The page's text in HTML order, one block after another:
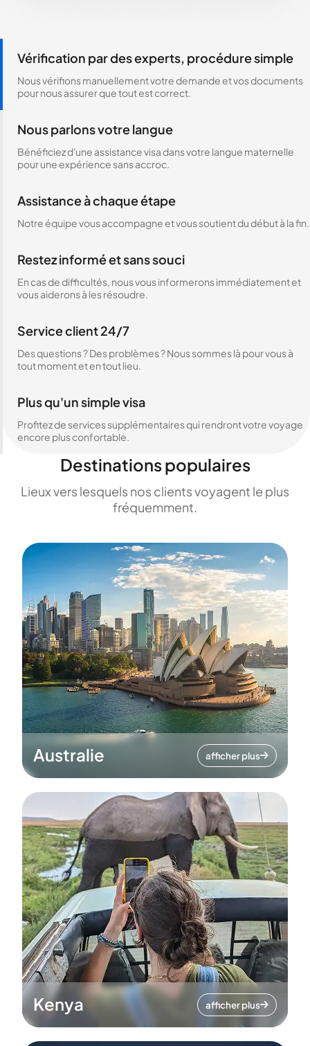
Vérification par des experts, procédure simple
Nous vérifions manuellement votre demande et vos documents
pour nous assurer que tout est correct.
Nous parlons votre langue
Bénéficiez d'une assistance visa dans votre langue maternelle
pour une expérience sans accroc.
Assistance à chaque étape
Notre équipe vous accompagne et vous soutient du début à la fin.
Restez informé et sans souci
En cas de difficultés, nous vous informerons immédiatement et
vous aiderons à les résoudre.
Service client 24/7
Des questions ? Des problèmes ? Nous sommes là pour vous à
tout moment et en tout lieu.
Plus qu'un simple visa
Profitez de services supplémentaires qui rendront votre voyage
encore plus confortable.
Destinations populaires
Lieux vers lesquels nos clients voyagent le plus
fréquemment.
Australie afficher plus
Kenya afficher plus